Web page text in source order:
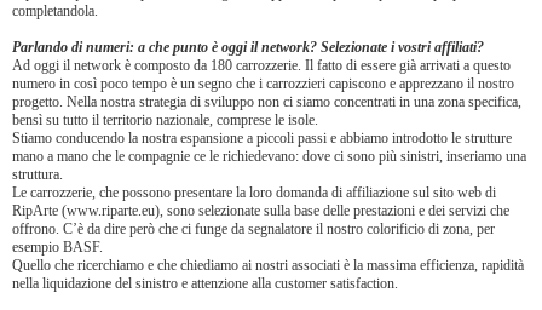
completandola.
Parlando di numeri: a che punto è oggi il network? Selezionate i vostri affiliati?
Ad oggi il network è composto da 180 carrozzerie. Il fatto di essere già arrivati a questo
numero in così poco tempo è un segno che i carrozzieri capiscono e apprezzano il nostro
progetto. Nella nostra strategia di sviluppo non ci siamo concentrati in una zona specifica,
bensì su tutto il territorio nazionale, comprese le isole.
Stiamo conducendo la nostra espansione a piccoli passi e abbiamo introdotto le strutture
mano a mano che le compagnie ce le richiedevano: dove ci sono più sinistri, inseriamo una
struttura.
Le carrozzerie, che possono presentare la loro domanda di affiliazione sul sito web di
RipArte (www.riparte.eu), sono selezionate sulla base delle prestazioni e dei servizi che
offrono. C’è da dire però che ci funge da segnalatore il nostro colorificio di zona, per
esempio BASF.
Quello che ricerchiamo e che chiediamo ai nostri associati è la massima efficienza, rapidità
nella liquidazione del sinistro e attenzione alla customer satisfaction.